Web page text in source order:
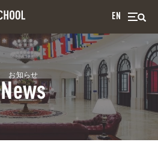
EN
お知らせ
News